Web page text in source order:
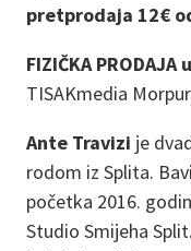
pretprodaja 12€
FIZIČKA PRODAJA u
TISAKmedia
Ante Travizi je
rodom iz Splita.
početka 2016.
Studio Smijeha